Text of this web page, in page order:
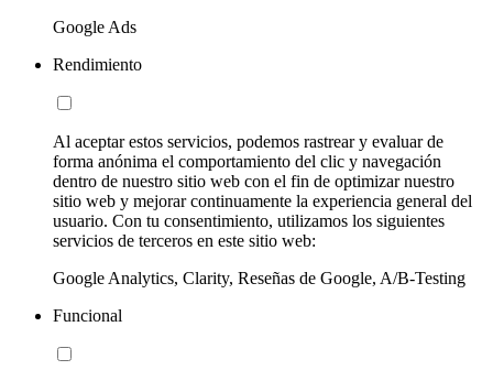
Google Ads
Rendimiento
Al aceptar estos servicios, podemos rastrear y evaluar de
forma anónima el comportamiento del clic y navegación
dentro de nuestro sitio web con el fin de optimizar nuestro
sitio web y mejorar continuamente la experiencia general del
usuario. Con tu consentimiento, utilizamos los siguientes
servicios de terceros en este sitio web:
Google Analytics, Clarity, Reseñas de Google, A/B-Testing
Funcional